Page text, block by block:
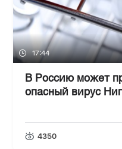
17:44
В Россию может
опасный вирус
4350